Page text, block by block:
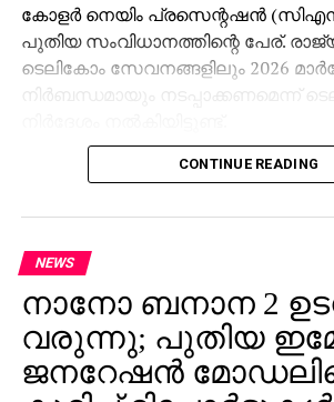
കോളര്‍ നെയിം പ്രസെന്റഷന്‍
പുതിയ സംവിധാനത്തിന്റെ പേര്.
ടെലികോം സേവനങ്ങളിലും 2026
നിര്‍ബന്ധമായും നടപ്പാക്കണമെന്ന്
വിശ്വാസ്യത വര്‍ധിപ്പിക്കുകയും
ചെയ്യുകയാണ് സംവിധാനത്തിന്റെ
, 5ജി നെറ്റ്വര്‍ക്കുകളില്‍ ചില
പ്രവര്‍ത്തനങ്ങള്‍ വിജയകരമായി
ട്രായ് അറിയിച്ചു.
നിലവില്‍ ട്രൂകോളര്‍ തുടങ്ങിയ
ചെയ്യുന്നയാളുടെ പേര്
CONTINUE READING
NEWS
നാനോ ബനാന 2
വരുന്നു; പുതിയ
ജനറേഷന്‍